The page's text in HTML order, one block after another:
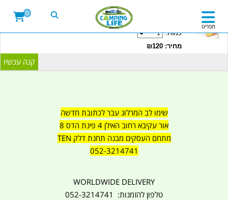
20LITRE WATER CONTAINER WITH TAP
CAMPINGLIFE ISRAEL קמפינג לייף
כמות:
מחיר: ₪120
שימו לב המרלוג עבר לכתובת חדשה
אור עקיבא רחוב האילן 4 פינת הדס 8
מתחם העסקים מבנה תחנת דלק TEN
052-3214741
WORLDWIDE DELIVERY
טלפון להזמנות: 052-3214741
תפריט
0